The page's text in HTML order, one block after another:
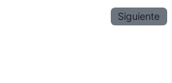
Siguiente